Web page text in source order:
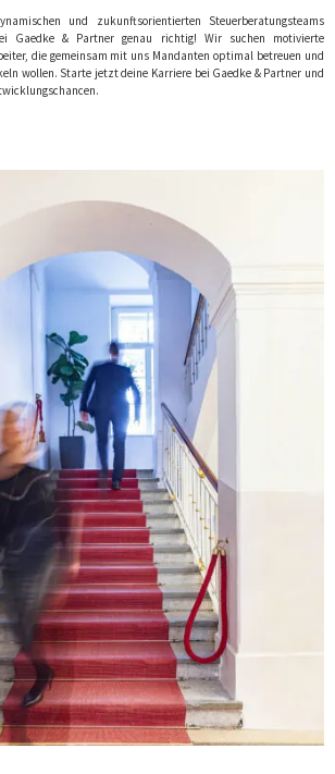
und zukunftsorientierten Steuerberatungsteams
Gaedke & Partner genau richtig! Wir suchen motivierte
die gemeinsam mit uns Mandanten optimal betreuen und
wollen. Starte jetzt deine Karriere bei Gaedke & Partner und